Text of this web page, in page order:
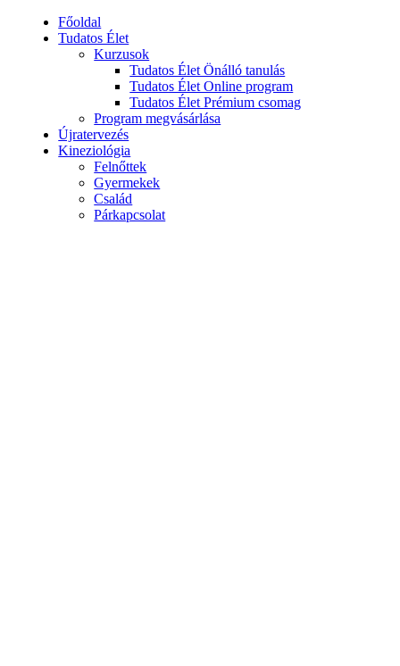
Főoldal
Tudatos Élet
Kurzusok
Tudatos Élet Önálló tanulás
Tudatos Élet Online program
Tudatos Élet Prémium csomag
Program megvásárlása
Újratervezés
Kineziológia
Felnőttek
Gyermekek
Család
Párkapcsolat